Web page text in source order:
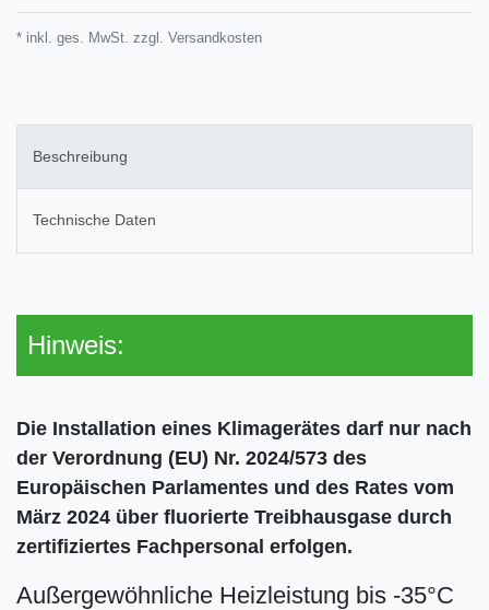
* inkl. ges. MwSt. zzgl. Versandkosten
Beschreibung
Technische Daten
Hinweis:
Die Installation eines Klimagerätes darf nur nach
der Verordnung (EU) Nr. 2024/573 des
Europäischen Parlamentes und des Rates vom
März 2024 über fluorierte Treibhausgase durch
zertifiziertes Fachpersonal erfolgen.
Außergewöhnliche Heizleistung bis -35°C